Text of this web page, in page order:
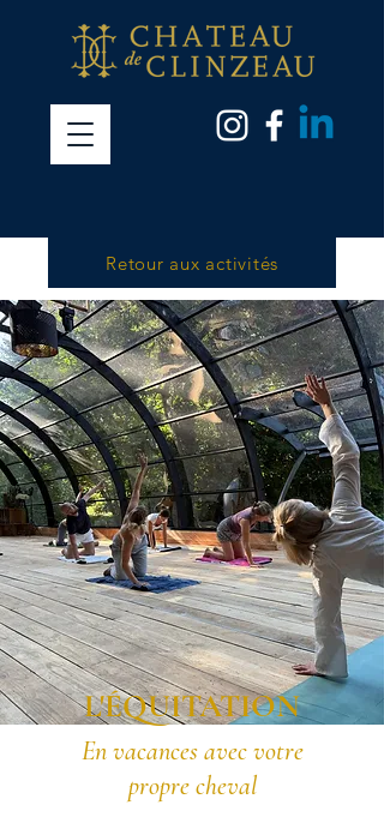
Retour aux activités
L'ÉQUITATION
En vacances avec votre
propre cheval